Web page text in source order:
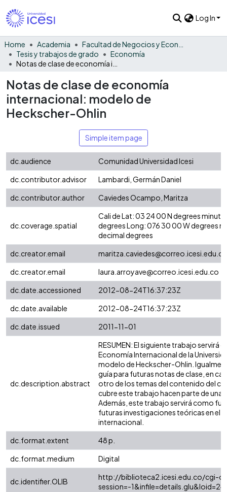
Log In
Home Academia
Tesis y trabajos de grado
Economía
Notas de clase de economía
internacional: modelo de
Heckscher-Ohlin
Simple item page
dc.audience
Comunidad Universidad Icesi
dc.contributor.advisor
Lambardi, Germán Daniel
dc.contributor.author
Caviedes Ocampo, Maritza
dc.coverage.spatial
Cali de Lat: 03 24 00 N degrees
degrees Long: 076 30 00 W degrees
decimal degrees
dc.creator.email
maritza.caviedes@correo.icesi.edu.co
dc.creator.email
laura.arroyave@correo.icesi.edu.co
dc.date.accessioned
2012-08-24T16:37:23Z
dc.date.available
2012-08-24T16:37:23Z
dc.date.issued
2011-11-01
dc.description.abstract
RESUMEN: El siguiente trabajo servirá
Economía Internacional de la
modelo de Heckscher-Ohlin.
guía para futuras notas de clase, en
otro de los temas del contenido del
cubre este trabajo hacen parte de una
Además, este trabajo servirá como
futuras investigaciones teóricas en el
internacional.
dc.format.extent
48 p.
dc.format.medium
Digital
dc.identifier.OLIB
http://biblioteca2.icesi.edu.co/cgi-
session=-